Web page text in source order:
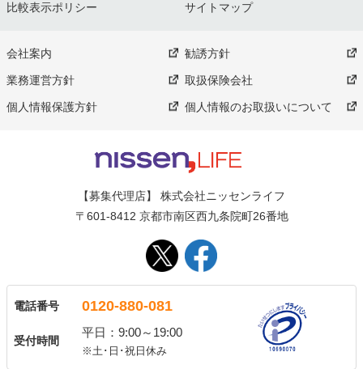
比較表示ポリシー サイトマップ
会社案内 勧誘方針
業務運営方針 取扱保険会社
個人情報保護方針 個人情報のお取扱いについて
【募集代理店】 株式会社ニッセンライフ
〒601-8412 京都市南区西九条院町26番地
電話番号 0120-880-081
受付時間
平日：9:00～19:00
※土･日･祝日休み